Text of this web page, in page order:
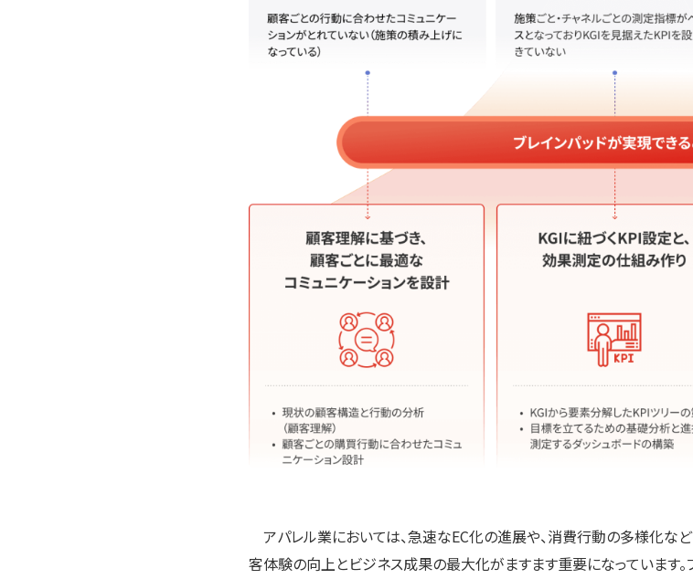
アパレル業においては、急速なEC化の進展や、消費行動の多様化な
客体験の向上とビジネス成果の最大化がますます重要になっています。